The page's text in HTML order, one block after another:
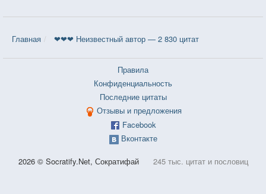
Главная ❤❤❤ Неизвестный автор — 2 830 цитат
Правила
Конфиденциальность
Последние цитаты
Отзывы и предложения
Facebook
Вконтакте
2026 © Socratify.Net, Сократифай 245 тыс. цитат и пословиц